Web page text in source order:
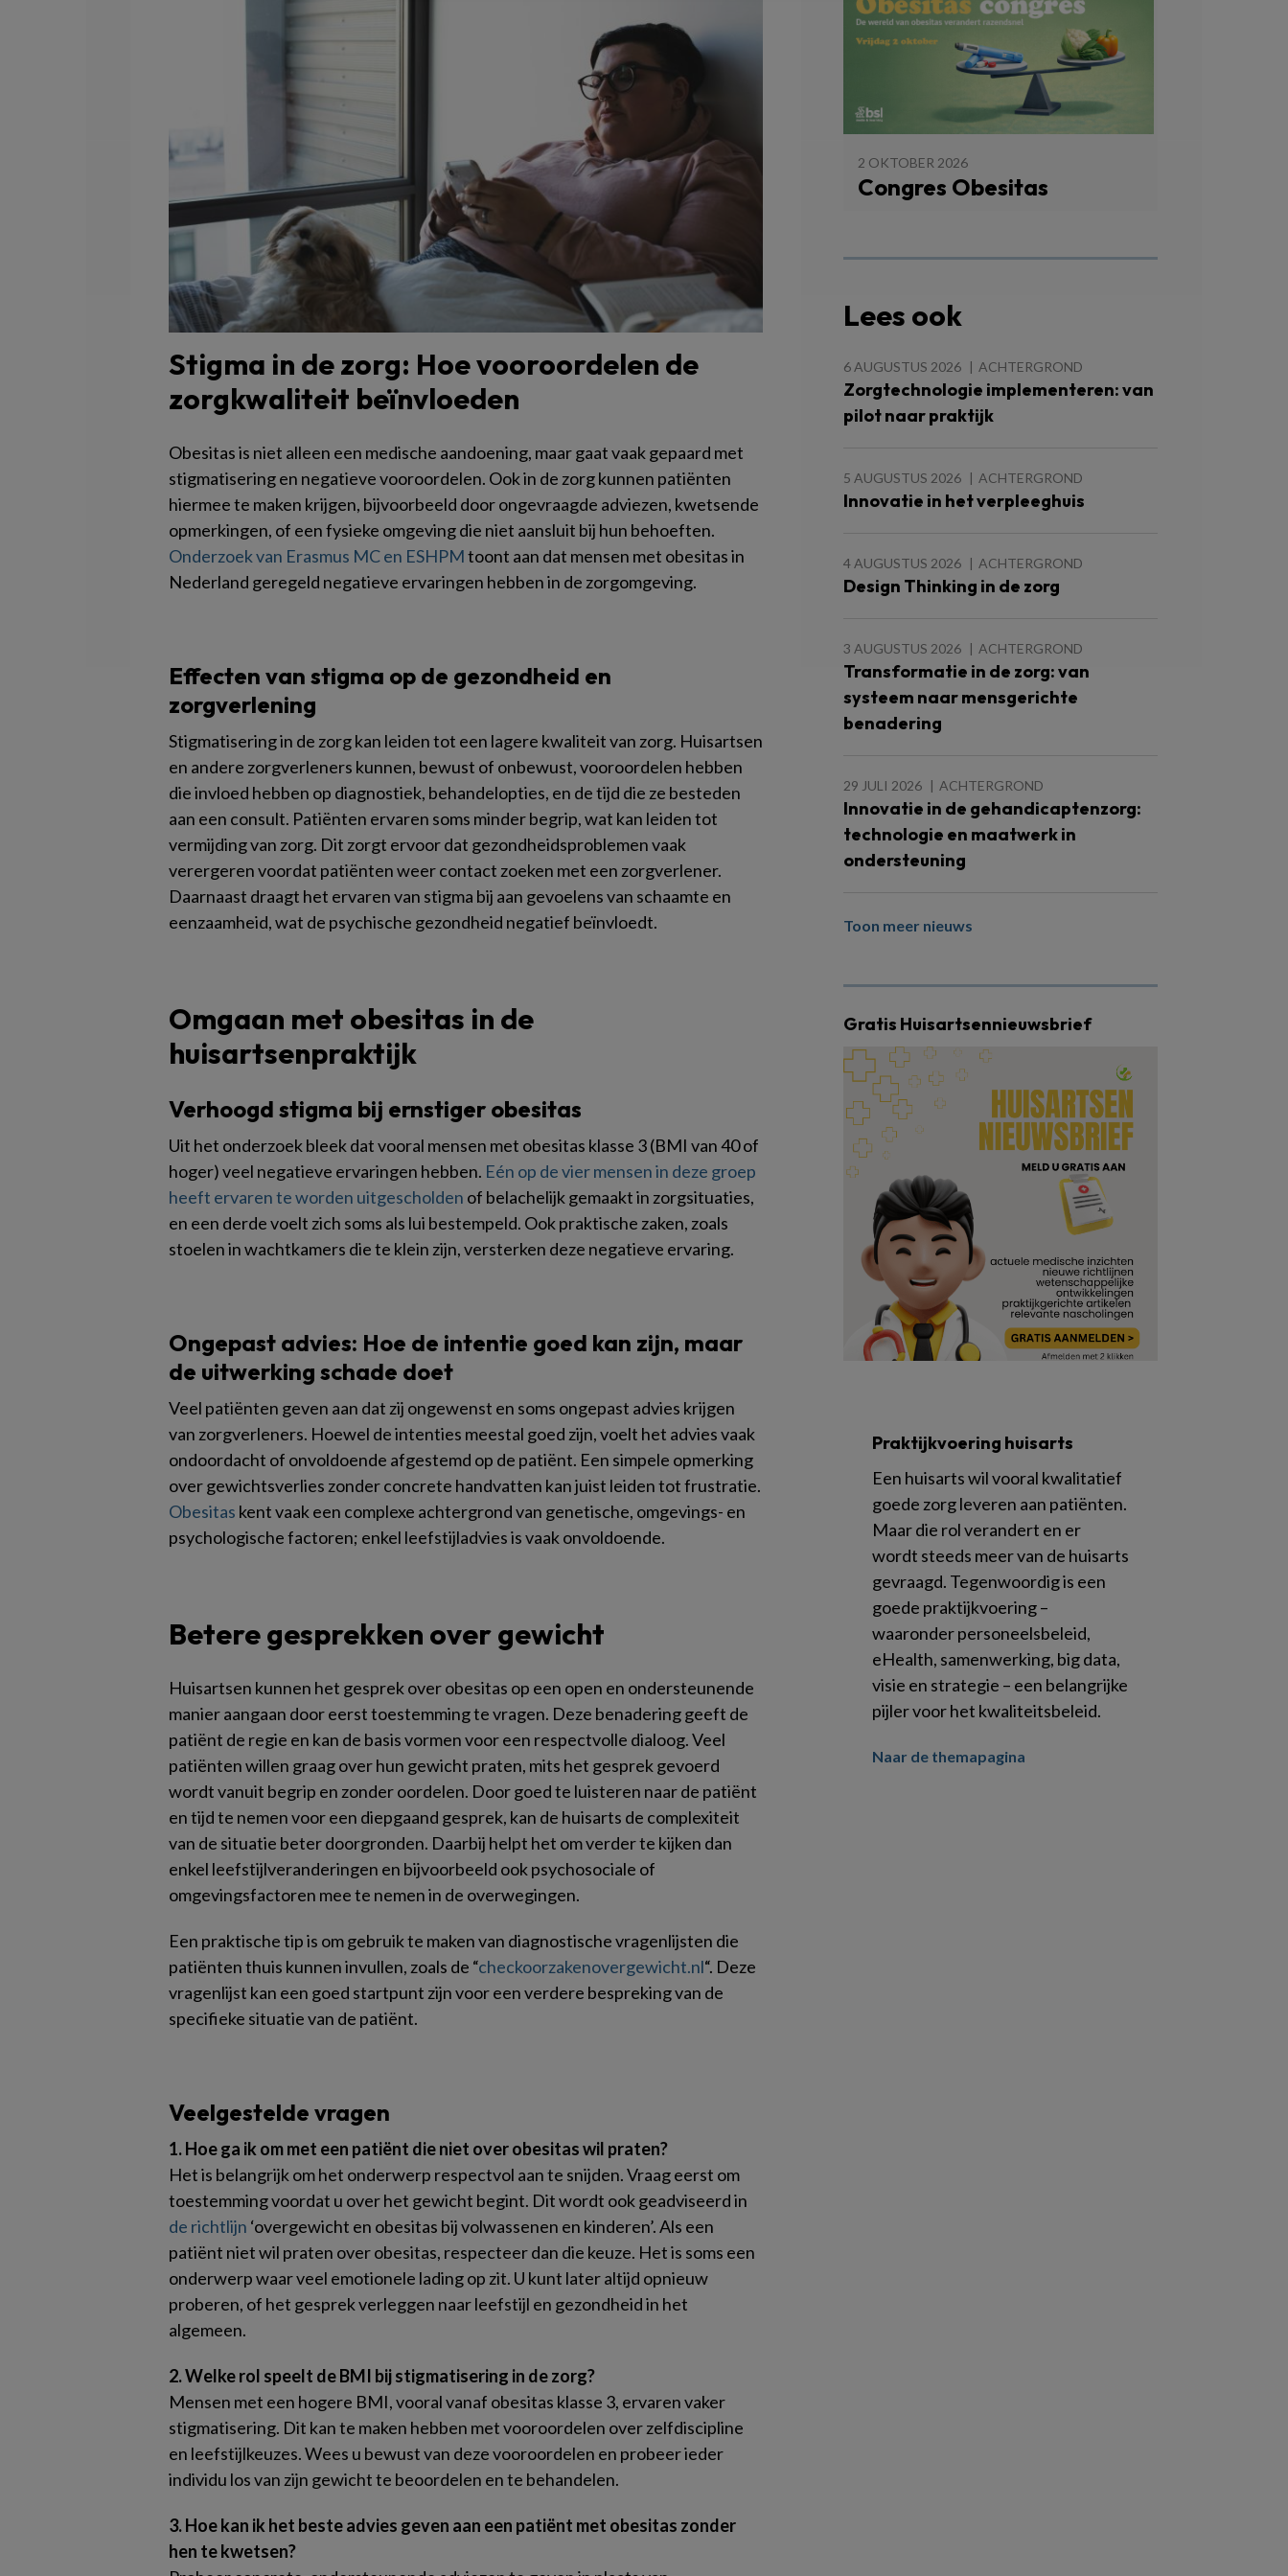
Stigma in de zorg: Hoe vooroordelen de
zorgkwaliteit beïnvloeden
Obesitas is niet alleen een medische aandoening, maar gaat vaak gepaard met
stigmatisering en negatieve vooroordelen. Ook in de zorg kunnen patiënten
hiermee te maken krijgen, bijvoorbeeld door ongevraagde adviezen, kwetsende
opmerkingen, of een fysieke omgeving die niet aansluit bij hun behoeften.
Onderzoek van Erasmus MC en ESHPMtoont aan dat mensen met obesitas in
Nederland geregeld negatieve ervaringen hebben in de zorgomgeving.
Effecten van stigma op de gezondheid en
zorgverlening
Stigmatisering in de zorg kan leiden tot een lagere kwaliteit van zorg. Huisartsen
en andere zorgverleners kunnen, bewust of onbewust, vooroordelen hebben
die invloed hebben op diagnostiek, behandelopties, en de tijd die ze besteden
aan een consult. Patiënten ervaren soms minder begrip, wat kan leiden tot
vermijding van zorg. Dit zorgt ervoor dat gezondheidsproblemen vaak
verergeren voordat patiënten weer contact zoeken met een zorgverlener.
Daarnaast draagt het ervaren van stigma bij aan gevoelens van schaamte en
eenzaamheid, wat de psychische gezondheid negatief beïnvloedt.
Omgaan met obesitas in de
huisartsenpraktijk
Verhoogd stigma bij ernstiger obesitas
Uit het onderzoek bleek dat vooral mensen met obesitas klasse 3 (BMI van 40 of
hoger) veel negatieve ervaringen hebben. Eén op de vier mensen in deze groep
heeft ervaren te worden uitgescholden of belachelijk gemaakt in zorgsituaties,
en een derde voelt zich soms als lui bestempeld. Ook praktische zaken, zoals
stoelen in wachtkamers die te klein zijn, versterken deze negatieve ervaring.
Ongepast advies: Hoe de intentie goed kan zijn, maar
de uitwerking schade doet
Veel patiënten geven aan dat zij ongewenst en soms ongepast advies krijgen
van zorgverleners. Hoewel de intenties meestal goed zijn, voelt het advies vaak
ondoordacht of onvoldoende afgestemd op de patiënt. Een simpele opmerking
over gewichtsverlies zonder concrete handvatten kan juist leiden tot frustratie.
Obesitas kent vaak een complexe achtergrond van genetische, omgevings- en
psychologische factoren; enkel leefstijladvies is vaak onvoldoende.
Betere gesprekken over gewicht
Huisartsen kunnen het gesprek over obesitas op een open en ondersteunende
manier aangaan door eerst toestemming te vragen. Deze benadering geeft de
patiënt de regie en kan de basis vormen voor een respectvolle dialoog. Veel
patiënten willen graag over hun gewicht praten, mits het gesprek gevoerd
wordt vanuit begrip en zonder oordelen. Door goed te luisteren naar de patiënt
en tijd te nemen voor een diepgaand gesprek, kan de huisarts de complexiteit
van de situatie beter doorgronden. Daarbij helpt het om verder te kijken dan
enkel leefstijlveranderingen en bijvoorbeeld ook psychosociale of
omgevingsfactoren mee te nemen in de overwegingen.
Een praktische tip is om gebruik te maken van diagnostische vragenlijsten die
patiënten thuis kunnen invullen, zoals de “checkoorzakenovergewicht.nl“. Deze
vragenlijst kan een goed startpunt zijn voor een verdere bespreking van de
specifieke situatie van de patiënt.
Veelgestelde vragen
1. Hoe ga ik om met een patiënt die niet over obesitas wil praten?
Het is belangrijk om het onderwerp respectvol aan te snijden. Vraag eerst om
toestemming voordat u over het gewicht begint. Dit wordt ook geadviseerd in
de richtlijn ‘overgewicht en obesitas bij volwassenen en kinderen’. Als een
patiënt niet wil praten over obesitas, respecteer dan die keuze. Het is soms een
onderwerp waar veel emotionele lading op zit. U kunt later altijd opnieuw
proberen, of het gesprek verleggen naar leefstijl en gezondheid in het
algemeen.
2. Welke rol speelt de BMI bij stigmatisering in de zorg?
Mensen met een hogere BMI, vooral vanaf obesitas klasse 3, ervaren vaker
stigmatisering. Dit kan te maken hebben met vooroordelen over zelfdiscipline
en leefstijlkeuzes. Wees u bewust van deze vooroordelen en probeer ieder
individu los van zijn gewicht te beoordelen en te behandelen.
3. Hoe kan ik het beste advies geven aan een patiënt met obesitas zonder
hen te kwetsen?
2 OKTOBER 2026
Congres Obesitas
Lees ook
6 AUGUSTUS 2026 ACHTERGROND
Zorgtechnologie implementeren: van
pilot naar praktijk
5 AUGUSTUS 2026 ACHTERGROND
Innovatie in het verpleeghuis
4 AUGUSTUS 2026 ACHTERGROND
Design Thinking in de zorg
3 AUGUSTUS 2026 ACHTERGROND
Transformatie in de zorg: van
systeem naar mensgerichte
benadering
29 JULI 2026 ACHTERGROND
Innovatie in de gehandicaptenzorg:
technologie en maatwerk in
ondersteuning
Toon meer nieuws
Gratis Huisartsennieuwsbrief
Praktijkvoering huisarts
Een huisarts wil vooral kwalitatief
goede zorg leveren aan patiënten.
Maar die rol verandert en er
wordt steeds meer van de huisarts
gevraagd. Tegenwoordig is een
goede praktijkvoering –
waaronder personeelsbeleid,
eHealth, samenwerking, big data,
visie en strategie – een belangrijke
pijler voor het kwaliteitsbeleid.
Naar de themapagina